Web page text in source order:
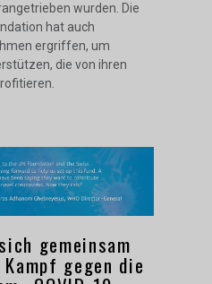
wurden. Die
hat auch
ergriffen, um
die von ihren
gemeinsam
gegen die